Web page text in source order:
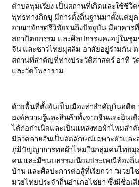
ตำบลพุมเรียง เป็นสถานที่เกิดและใช้ชีวิ
พุทธทางภิกขุ มีการตั้งถิ่นฐานมาตั้งแต่ยุ
อาณาจักรศรีวิชัยจนถึงปัจจุบัน มีอาคาร
สถาปัตยกรรม และศิลปกรรมคงอยู่ในชุ
จีน และชาวไทยมุสลิม อาศัยอยู่ร่วมกัน
สถานที่สำคัญที่ทางประวัติศาสตร์ อาทิ วั
และวัดโพธาราม
ด้วยพื้นที่ตั้งอันเป็นเมืองท่าสำคัญในอดีต
องค์ความรู้และสินค้าทั้งจากจีนและอินเดี
ได้ก่อกำเนิดและเป็นแหล่งทอผ้าไหมสำ
มีลวดลายอันเป็นอัตลักษณ์เฉพาะตัวและ
ภูมิปัญญาการทอผ้าไหมในกลุ่มคนไทยมุ
คน และมีขนบธรรมเนียมประเพณีท้องถิ่
บ้าน และศิลปะการต่อสู้ที่เรียกว่า “มวยไ
มวยไทยประจำถิ่นอำเภอไชยา ซึ่งมีชื่อเ